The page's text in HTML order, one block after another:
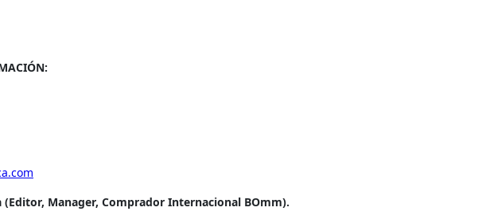
(Editor, Manager, Comprador Internacional BOmm).